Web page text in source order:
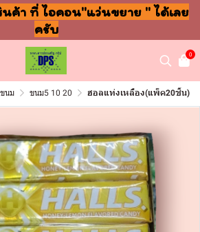
ค้า ที่ ไอคอน"แว่นขยาย " ได้เลย
ครับ
0
ขนม ขนม5 10 20 ฮอลแท่งเหลือง(แพ็ค20ชิ้น)